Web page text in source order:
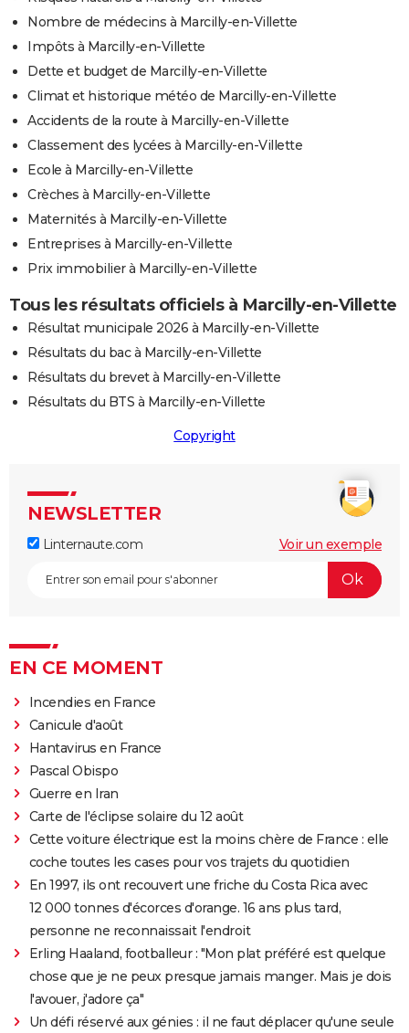
Nombre de médecins à Marcilly-en-Villette
Impôts à Marcilly-en-Villette
Dette et budget de Marcilly-en-Villette
Climat et historique météo de Marcilly-en-Villette
Accidents de la route à Marcilly-en-Villette
Classement des lycées à Marcilly-en-Villette
Ecole à Marcilly-en-Villette
Crèches à Marcilly-en-Villette
Maternités à Marcilly-en-Villette
Entreprises à Marcilly-en-Villette
Prix immobilier à Marcilly-en-Villette
Tous les résultats officiels à Marcilly-en-Villette
Résultat municipale 2026 à Marcilly-en-Villette
Résultats du bac à Marcilly-en-Villette
Résultats du brevet à Marcilly-en-Villette
Résultats du BTS à Marcilly-en-Villette
Copyright
NEWSLETTER
Linternaute.com Voir un exemple
EN CE MOMENT
Incendies en France
Canicule d'août
Hantavirus en France
Pascal Obispo
Guerre en Iran
Carte de l'éclipse solaire du 12 août
Cette voiture électrique est la moins chère de France : elle
coche toutes les cases pour vos trajets du quotidien
En 1997, ils ont recouvert une friche du Costa Rica avec
12 000 tonnes d'écorces d'orange. 16 ans plus tard,
personne ne reconnaissait l'endroit
Erling Haaland, footballeur : "Mon plat préféré est quelque
chose que je ne peux presque jamais manger. Mais je dois
l'avouer, j'adore ça"
Un défi réservé aux génies : il ne faut déplacer qu'une seule